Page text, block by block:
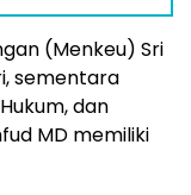
(Menkeu) Sri
sementara
dan
MD memiliki